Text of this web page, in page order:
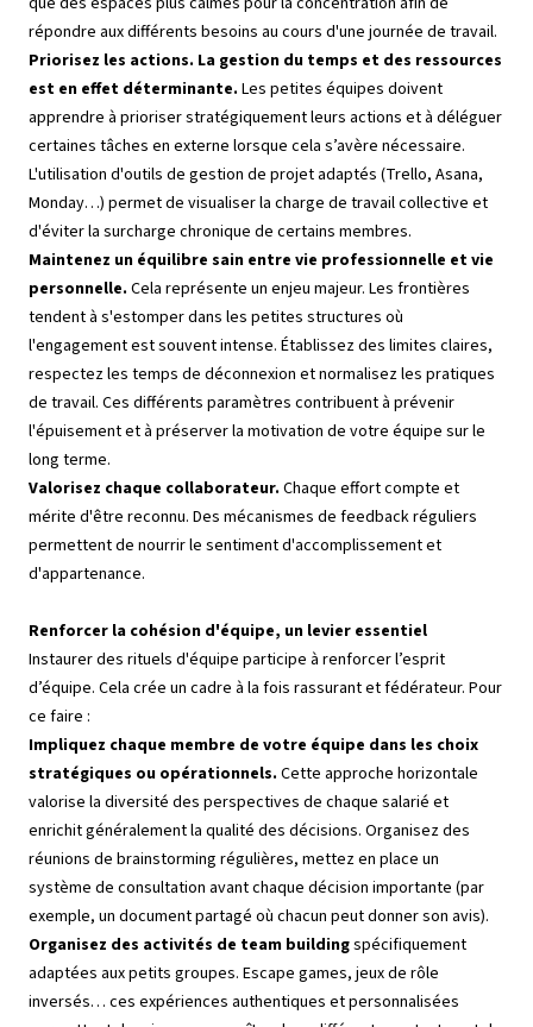
répondre aux différents besoins au cours d'une journée de travail.
Priorisez les actions. La gestion du temps et des ressources
est en effet déterminante. Les petites équipes doivent
apprendre à prioriser stratégiquement leurs actions et à déléguer
certaines tâches en externe lorsque cela s’avère nécessaire.
L'utilisation d'outils de gestion de projet adaptés (Trello, Asana,
Monday…) permet de visualiser la charge de travail collective et
d'éviter la surcharge chronique de certains membres.
Maintenez un équilibre sain entre vie professionnelle et vie
personnelle. Cela représente un enjeu majeur. Les frontières
tendent à s'estomper dans les petites structures où
l'engagement est souvent intense. Établissez des limites claires,
respectez les temps de déconnexion et normalisez les pratiques
de travail. Ces différents paramètres contribuent à prévenir
l'épuisement et à préserver la motivation de votre équipe sur le
long terme.
Valorisez chaque collaborateur. Chaque effort compte et
mérite d'être reconnu. Des mécanismes de feedback réguliers
permettent de nourrir le sentiment d'accomplissement et
d'appartenance.
Renforcer la cohésion d'équipe, un levier essentiel
Instaurer des rituels d'équipe participe à renforcer l’esprit
d’équipe. Cela crée un cadre à la fois rassurant et fédérateur. Pour
ce faire :
Impliquez chaque membre de votre équipe dans les choix
stratégiques ou opérationnels. Cette approche horizontale
valorise la diversité des perspectives de chaque salarié et
enrichit généralement la qualité des décisions. Organisez des
réunions de brainstorming régulières, mettez en place un
système de consultation avant chaque décision importante (par
exemple, un document partagé où chacun peut donner son avis).
Organisez des activités de team buildingspécifiquement
adaptées aux petits groupes. Escape games, jeux de rôle
inversés… ces expériences authentiques et personnalisées